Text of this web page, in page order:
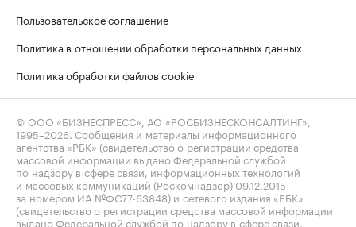
Пользовательское соглашение
Политика в отношении обработки персональных данных
Политика обработки файлов cookie
© ООО «БИЗНЕСПРЕСС», АО «РОСБИЗНЕСКОНСАЛТИНГ»,
1995–2026 . Сообщения и материалы информационного
агентства «РБК» (свидетельство о регистрации средства
массовой информации выдано Федеральной службой
по надзору в сфере связи, информационных технологий
и массовых коммуникаций (Роскомнадзор) 09.12.2015
за номером ИА №ФС77-63848) и сетевого издания «РБК»
(свидетельство о регистрации средства массовой информации
выдано Федеральной службой по надзору в сфере связи,